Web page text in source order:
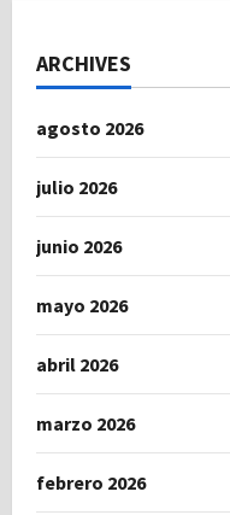
ARCHIVES
agosto 2026
julio 2026
junio 2026
mayo 2026
abril 2026
marzo 2026
febrero 2026